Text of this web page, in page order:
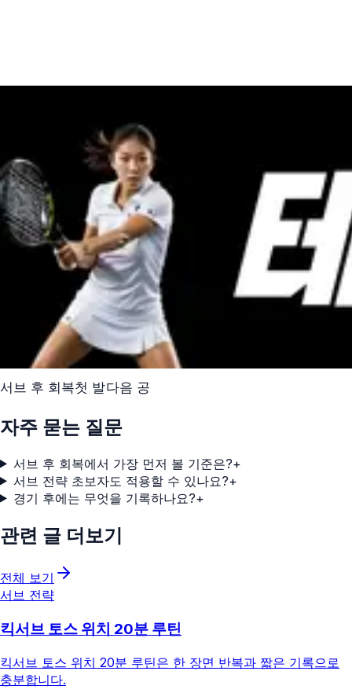
서브 후 회복첫 발다음 공
자주 묻는 질문
서브 후 회복에서 가장 먼저 볼 기준은?+
서브 전략 초보자도 적용할 수 있나요?+
경기 후에는 무엇을 기록하나요?+
관련 글 더보기
전체 보기
서브 전략
킥서브 토스 위치 20분 루틴
킥서브 토스 위치 20분 루틴은 한 장면 반복과 짧은 기록으로
충분합니다.